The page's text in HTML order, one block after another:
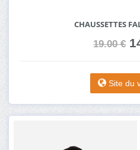
CHAUSSETTES
19.00 €
Site du